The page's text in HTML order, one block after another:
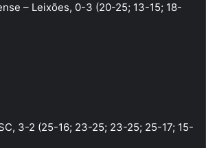
– Leixões, 0-3 (20-25; 13-15; 18-
3-2 (25-16; 23-25; 23-25; 25-17; 15-